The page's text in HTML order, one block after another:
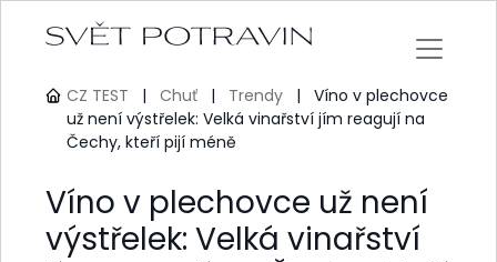
CZ TEST | Chuť | Trendy |
Víno v plechovce
už není výstřelek: Velká vinařství jím reagují na
Čechy, kteří pijí méně
Víno v plechovce už není
výstřelek: Velká vinařství